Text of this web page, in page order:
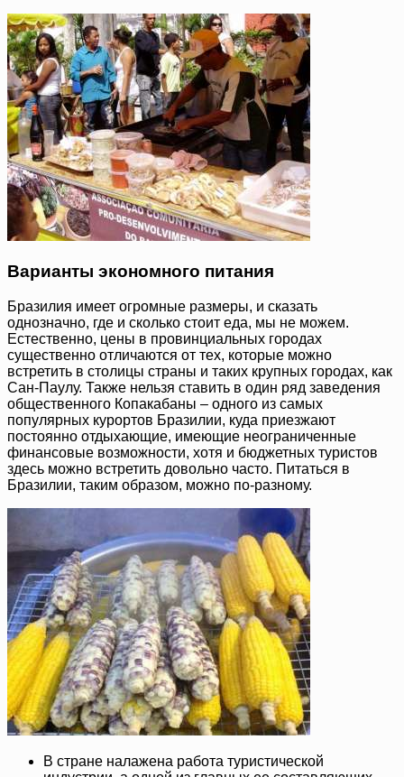
Варианты экономного питания
Бразилия имеет огромные размеры, и сказать
однозначно, где и сколько стоит еда, мы не можем.
Естественно, цены в провинциальных городах
существенно отличаются от тех, которые можно
встретить в столицы страны и таких крупных городах, как
Сан-Паулу. Также нельзя ставить в один ряд заведения
общественного Копакабаны – одного из самых
популярных курортов Бразилии, куда приезжают
постоянно отдыхающие, имеющие неограниченные
финансовые возможности, хотя и бюджетных туристов
здесь можно встретить довольно часто. Питаться в
Бразилии, таким образом, можно по-разному.
В стране налажена работа туристической